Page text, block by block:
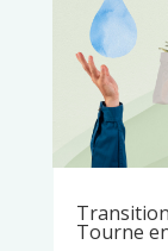
Tourne